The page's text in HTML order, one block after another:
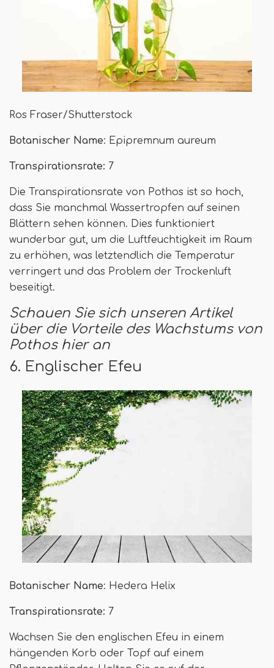
Ros Fraser/Shutterstock
Botanischer Name: Epipremnum aureum
Transpirationsrate: 7
Die Transpirationsrate von Pothos ist so hoch,
dass Sie manchmal Wassertropfen auf seinen
Blättern sehen können. Dies funktioniert
wunderbar gut, um die Luftfeuchtigkeit im Raum
zu erhöhen, was letztendlich die Temperatur
verringert und das Problem der Trockenluft
beseitigt.
Schauen Sie sich unseren Artikel
über die Vorteile des Wachstums von
Pothos hier an
6. Englischer Efeu
Botanischer Name: Hedera Helix
Transpirationsrate: 7
Wachsen Sie den englischen Efeu in einem
hängenden Korb oder Topf auf einem